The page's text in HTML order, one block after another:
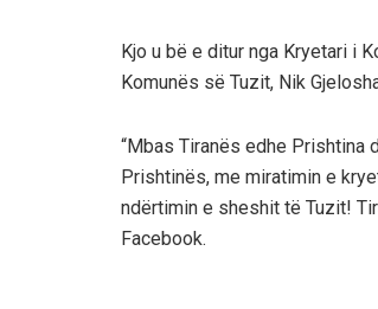
Kjo u bë e ditur nga Kryetari i
Komunës së Tuzit, Nik
“Mbas Tiranës edhe Prishtina
Prishtinës, me miratimin e
ndërtimin e sheshit të Tuzit!
Facebook.